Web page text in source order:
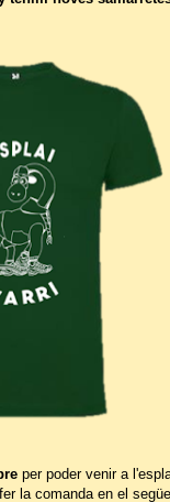
per poder venir a
la comanda en el